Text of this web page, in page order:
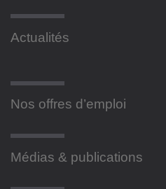
Actualités
Nos offres d’emploi
Médias & publications